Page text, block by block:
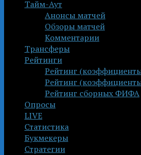
Тайм-Аут
Анонсы матчей
Обзоры матчей
Комментарии
Трансферы
Рейтинги
Рейтинг
Рейтинг
Рейтинг сборных ФИФА
Опросы
LIVE
Статистика
Букмекеры
Стратегии